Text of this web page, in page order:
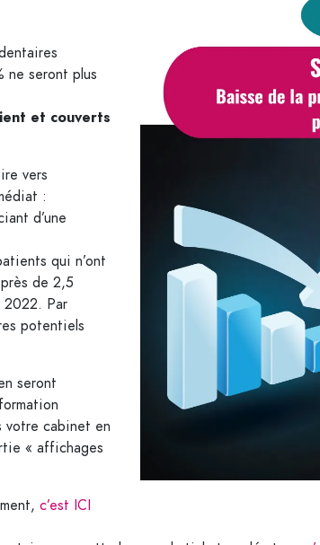
ne seront plus
et couverts
vers
:
d’une
qui n’ont
de 2,5
2022. Par
potentiels
seront
votre cabinet en
« affichages
c’est ICI